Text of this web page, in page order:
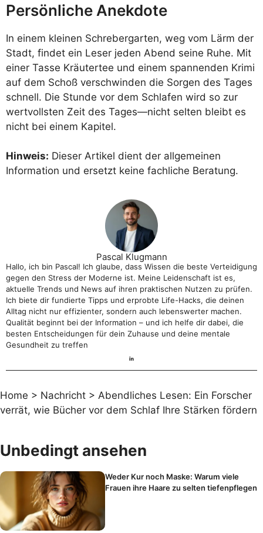
Persönliche Anekdote
In einem kleinen Schrebergarten, weg vom Lärm der
Stadt, findet ein Leser jeden Abend seine Ruhe. Mit
einer Tasse Kräutertee und einem spannenden Krimi
auf dem Schoß verschwinden die Sorgen des Tages
schnell. Die Stunde vor dem Schlafen wird so zur
wertvollsten Zeit des Tages—nicht selten bleibt es
nicht bei einem Kapitel.
Hinweis: Dieser Artikel dient der allgemeinen
Information und ersetzt keine fachliche Beratung.
Pascal Klugmann
Hallo, ich bin Pascal! Ich glaube, dass Wissen die beste Verteidigung
gegen den Stress der Moderne ist. Meine Leidenschaft ist es,
aktuelle Trends und News auf ihren praktischen Nutzen zu prüfen.
Ich biete dir fundierte Tipps und erprobte Life-Hacks, die deinen
Alltag nicht nur effizienter, sondern auch lebenswerter machen.
Qualität beginnt bei der Information – und ich helfe dir dabei, die
besten Entscheidungen für dein Zuhause und deine mentale
Gesundheit zu treffen
Home > Nachricht > Abendliches Lesen: Ein Forscher
verrät, wie Bücher vor dem Schlaf Ihre Stärken fördern
Unbedingt ansehen
Weder Kur noch Maske: Warum viele
Frauen ihre Haare zu selten tiefenpflegen